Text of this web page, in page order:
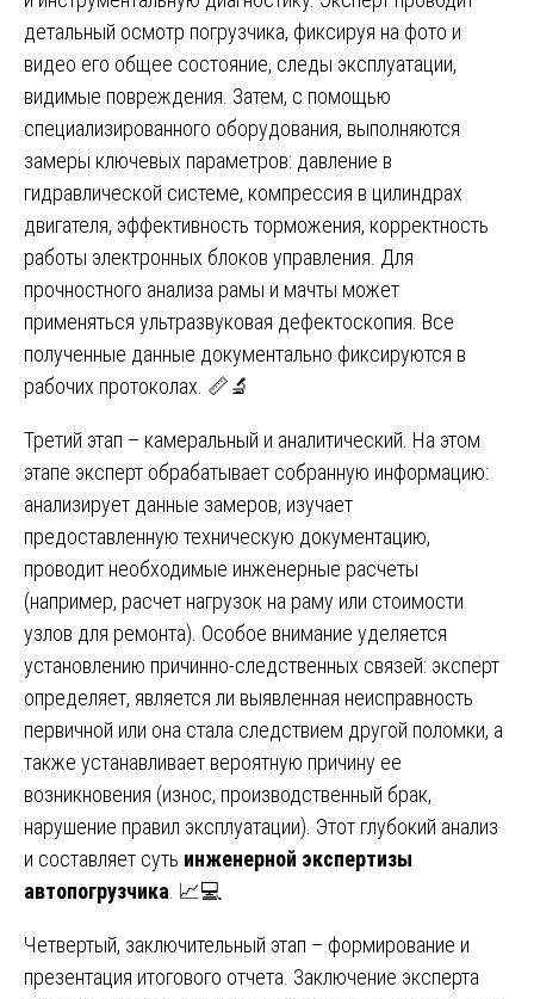
детальный осмотр погрузчика, фиксируя на фото и
видео его общее состояние, следы эксплуатации,
видимые повреждения. Затем, с помощью
специализированного оборудования, выполняются
замеры ключевых параметров: давление в
гидравлической системе, компрессия в цилиндрах
двигателя, эффективность торможения, корректность
работы электронных блоков управления. Для
прочностного анализа рамы и мачты может
применяться ультразвуковая дефектоскопия. Все
полученные данные документально фиксируются в
рабочих протоколах. 📏🔬
Третий этап – камеральный и аналитический. На этом
этапе эксперт обрабатывает собранную информацию:
анализирует данные замеров, изучает
предоставленную техническую документацию,
проводит необходимые инженерные расчеты
(например, расчет нагрузок на раму или стоимости
узлов для ремонта). Особое внимание уделяется
установлению причинно-следственных связей: эксперт
определяет, является ли выявленная неисправность
первичной или она стала следствием другой поломки, а
также устанавливает вероятную причину ее
возникновения (износ, производственный брак,
нарушение правил эксплуатации). Этот глубокий анализ
и составляет суть инженерной экспертизы
автопогрузчика . 📈💻
Четвертый, заключительный этап – формирование и
презентация итогового отчета. Заключение эксперта